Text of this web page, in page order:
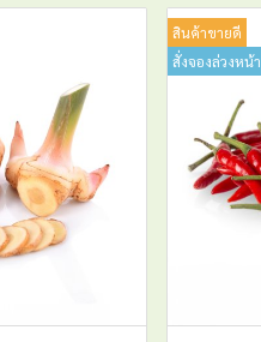
สินค้าขายดี
สั่งจองล่วงหน้า